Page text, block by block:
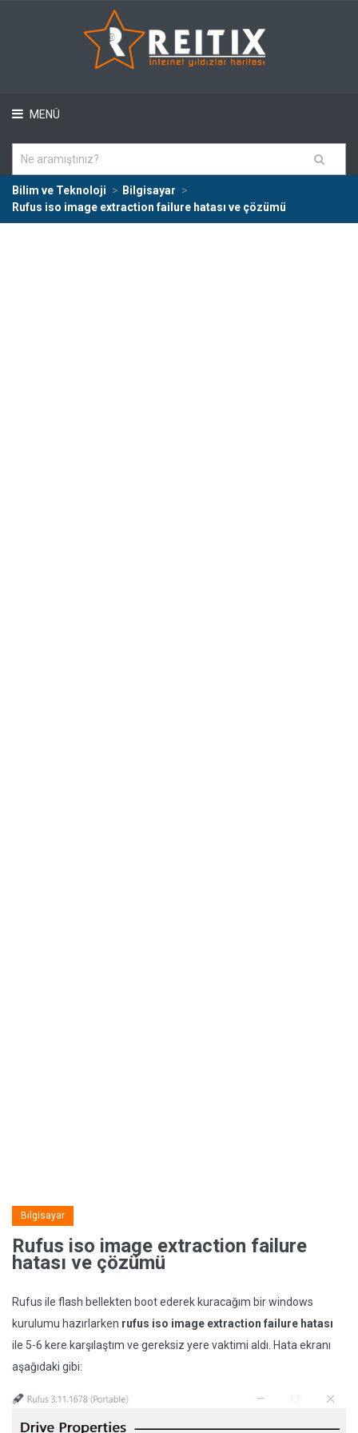
MENÜ
Bilim ve Teknoloji
Bilgisayar
Rufus iso image extraction failure hatası ve çözümü
Bilgisayar
Rufus iso image extraction failure
hatası ve çözümü
Rufus ile flash bellekten boot ederek kuracağım bir windows
kurulumu hazırlarken rufus iso image extraction failure hatası
ile 5-6 kere karşılaştım ve gereksiz yere vaktimi aldı. Hata ekranı
aşağıdaki gibi: